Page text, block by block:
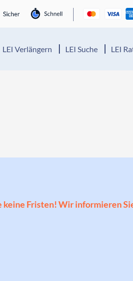
LEI Verlängern LEI Suche LEI
keine Fristen! Wir informieren